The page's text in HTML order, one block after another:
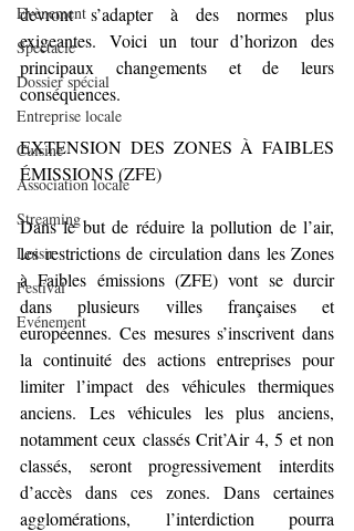
Evènement
Spectacle
Dossier spécial
Entreprise locale
Cuisine
Association locale
Streaming
Loisir
Festival
Evénement
devront s’adapter à des normes plus
exigeantes. Voici un tour d’horizon des
principaux changements et de leurs
conséquences.
EXTENSION DES ZONES À FAIBLES
ÉMISSIONS (ZFE)
Dans le but de réduire la pollution de l’air,
les restrictions de circulation dans les Zones
à Faibles émissions (ZFE) vont se durcir
dans plusieurs villes françaises et
européennes. Ces mesures s’inscrivent dans
la continuité des actions entreprises pour
limiter l’impact des véhicules thermiques
anciens. Les véhicules les plus anciens,
notamment ceux classés Crit’Air 4, 5 et non
classés, seront progressivement interdits
d’accès dans ces zones. Dans certaines
agglomérations, l’interdiction pourra